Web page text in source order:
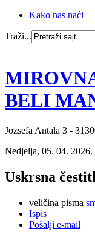
Kako nas naći
Traži...
BELI
Jozsefa Antala 3 -
Nedjelja, 05. 04. 2026.
Uskrsna
veličina pisma
Ispis
Pošalji e-mail